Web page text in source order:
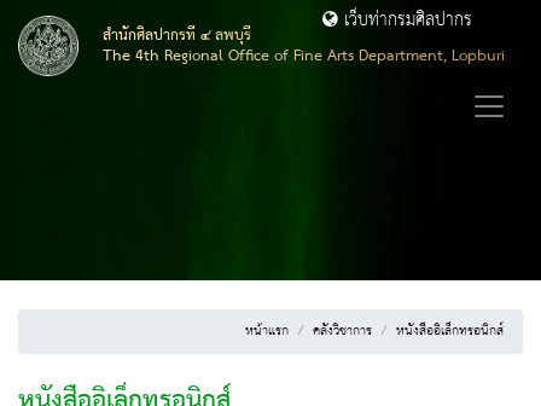
สำนักศิลปากรที่ ๔ ลพบุรี
The 4th Regional Office of Fine Arts Department, Lopburi
เว็บท่ากรมศิลปากร
หน้าแรก คลังวิชาการ หนังสืออิเล็กทรอนิกส์